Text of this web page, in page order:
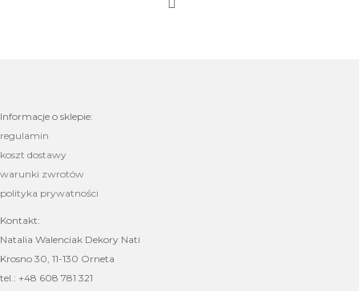
Informacje o sklepie:
regulamin
koszt dostawy
warunki zwrotów
polityka prywatności
Kontakt:
Natalia Walenciak Dekory Nati
Krosno 30, 11-130 Orneta
tel.: +48 608 781 321